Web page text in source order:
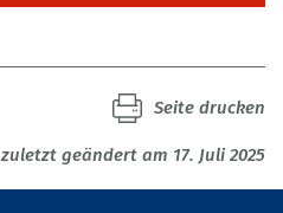
zuletzt geändert am 17. Juli 2025
Seite drucken